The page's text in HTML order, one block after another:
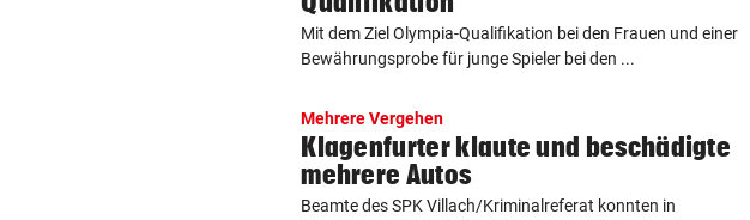
Mit dem Ziel Olympia-Qualifikation bei den Frauen und einer
Bewährungsprobe für junge Spieler bei den ...
Mehrere Vergehen
Klagenfurter klaute und beschädigte
mehrere Autos
Beamte des SPK Villach/Kriminalreferat konnten in